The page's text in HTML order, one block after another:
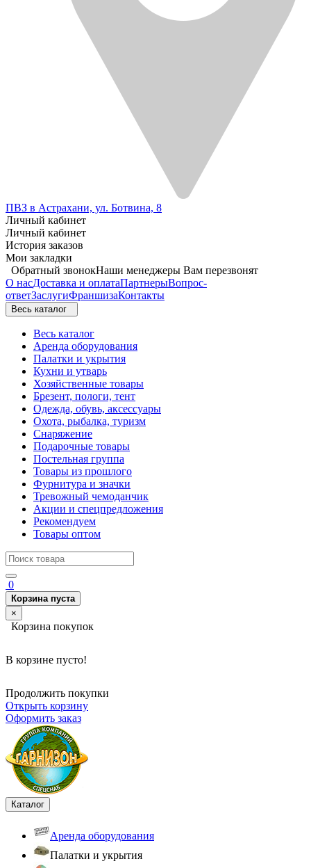
ПВЗ в Астрахани, ул. Ботвина, 8
Личный кабинет
Личный кабинет
История заказов
Мои закладки
Обратный звонокНаши менеджеры Вам перезвонят
О насДоставка и оплатаПартнерыВопрос-
ответЗаслугиФраншизаКонтакты
Весь каталог
Весь каталог
Аренда оборудования
Палатки и укрытия
Кухни и утварь
Хозяйственные товары
Брезент, пологи, тент
Одежда, обувь, аксессуары
Охота, рыбалка, туризм
Снаряжение
Подарочные товары
Постельная группа
Товары из прошлого
Фурнитура и значки
Тревожный чемоданчик
Акции и спецпредложения
Рекомендуем
Товары оптом
0
Корзина пуста
×
Корзина покупок
В корзине пусто!
Продолжить покупки
Открыть корзину
Оформить заказ
Каталог
Аренда оборудования
Палатки и укрытия